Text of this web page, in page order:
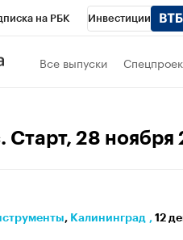
на РБК Инвестиции
Вино
Франшизы
Все выпуски
Старт, 28 ноября
⁠, Калининград , 12